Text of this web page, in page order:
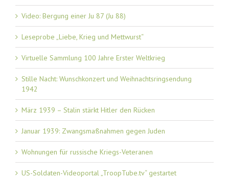
Video: Bergung einer Ju 87 (Ju 88)
Leseprobe „Liebe, Krieg und Mettwurst“
Virtuelle Sammlung 100 Jahre Erster Weltkrieg
Stille Nacht: Wunschkonzert und Weihnachtsringsendung
1942
März 1939 – Stalin stärkt Hitler den Rücken
Januar 1939: Zwangsmaßnahmen gegen Juden
Wohnungen für russische Kriegs-Veteranen
US-Soldaten-Videoportal „TroopTube.tv“ gestartet